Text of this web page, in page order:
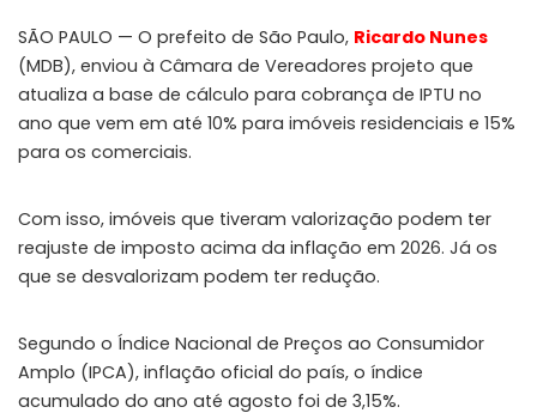
SÃO PAULO — O prefeito de São Paulo, Ricardo Nunes
(MDB), enviou à Câmara de Vereadores projeto que
atualiza a base de cálculo para cobrança de IPTU no
ano que vem em até 10% para imóveis residenciais e 15%
para os comerciais.
Com isso, imóveis que tiveram valorização podem ter
reajuste de imposto acima da inflação em 2026. Já os
que se desvalorizam podem ter redução.
Segundo o Índice Nacional de Preços ao Consumidor
Amplo (IPCA), inflação oficial do país, o índice
acumulado do ano até agosto foi de 3,15%.